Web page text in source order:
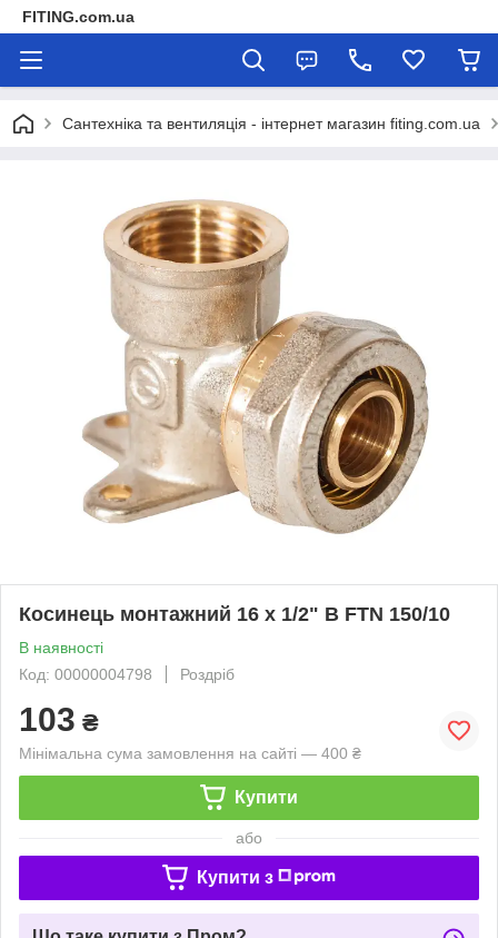
FITING.com.ua
Сантехніка та вентиляція - інтернет магазин fiting.com.ua
Косинець монтажний 16 х 1/2" В FTN 150/10
В наявності
Код: 00000004798
Роздріб
103 ₴
Мінімальна сума замовлення на сайті — 400 ₴
Купити
або
Купити з